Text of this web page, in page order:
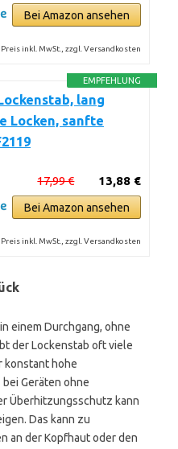
Bei Amazon ansehen
Preis inkl. MwSt., zzgl. Versandkosten
EMPFEHLUNG
lang
Locken, sanfte
13,88 €
17,99 €
Bei Amazon ansehen
Preis inkl. MwSt., zzgl. Versandkosten
einem Durchgang, ohne
der Lockenstab oft viele
konstant hohe
Geräten ohne
Überhitzungsschutz kann
Das kann zu
an der Kopfhaut oder den